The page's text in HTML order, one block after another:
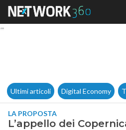
Ultimi articoli Digital Economy
LA PROPOSTA
L’appello dei